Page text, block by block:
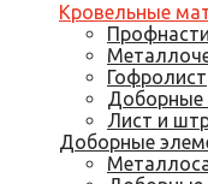
Кровельные
Гофролист
Доборные
Лист и
Доборные